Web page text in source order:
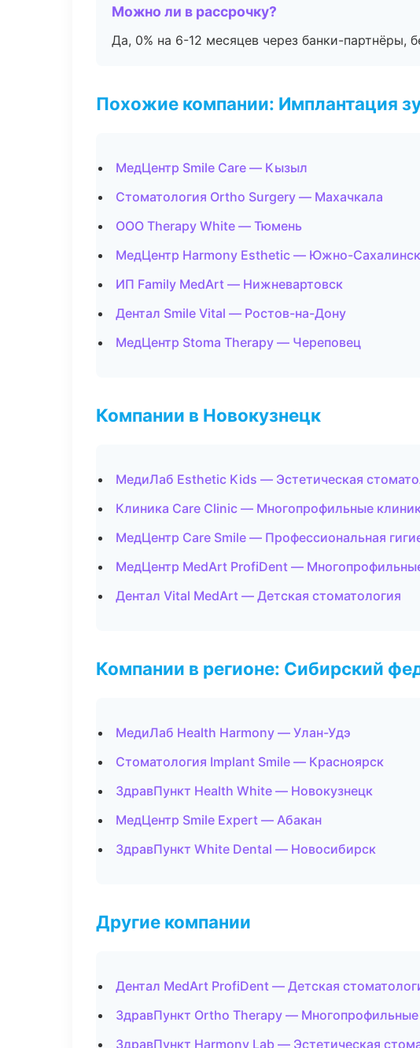
Можно ли в рассрочку?
Да, 0% на 6-12 месяцев через банки-партнёры,
Похожие компании: Имплантация
МедЦентр Smile Care — Кызыл
Стоматология Ortho Surgery — Махачкала
ООО Therapy White — Тюмень
МедЦентр Harmony Esthetic — Южно-Сахалинск
ИП Family MedArt — Нижневартовск
Дентал Smile Vital — Ростов-на-Дону
МедЦентр Stoma Therapy — Череповец
Компании в Новокузнецк
МедиЛаб Esthetic Kids — Эстетическая
Клиника Care Clinic — Многопрофильные
МедЦентр Care Smile — Профессиональная
МедЦентр MedArt ProfiDent —
Дентал Vital MedArt — Детская стоматология
Компании в регионе: Сибирский
МедиЛаб Health Harmony — Улан-Удэ
Стоматология Implant Smile — Красноярск
ЗдравПункт Health White — Новокузнецк
МедЦентр Smile Expert — Абакан
ЗдравПункт White Dental — Новосибирск
Другие компании
Дентал MedArt ProfiDent — Детская
ЗдравПункт Ortho Therapy —
ЗдравПункт Harmony Lab — Эстетическая